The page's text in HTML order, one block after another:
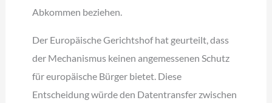
Abkommen beziehen.
Der Europäische Gerichtshof hat geurteilt, dass
der Mechanismus keinen angemessenen Schutz
für europäische Bürger bietet. Diese
Entscheidung würde den Datentransfer zwischen